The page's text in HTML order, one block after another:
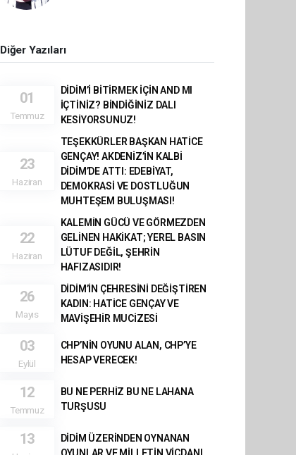
Diğer Yazıları
01
Temmuz
DİDİM’İ BİTİRMEK İÇİN AND MI
İÇTİNİZ? BİNDİĞİNİZ DALI
KESİYORSUNUZ!
23
Haziran
TEŞEKKÜRLER BAŞKAN HATİCE
GENÇAY! AKDENİZ’İN KALBİ
DİDİM’DE ATTI: EDEBİYAT,
DEMOKRASİ VE DOSTLUĞUN
MUHTEŞEM BULUŞMASI!
22
Haziran
KALEMİN GÜCÜ VE GÖRMEZDEN
GELİNEN HAKİKAT; YEREL BASIN
LÜTUF DEĞİL, ŞEHRİN
HAFIZASIDIR!
26
Mayıs
DİDİM’İN ÇEHRESİNİ DEĞİŞTİREN
KADIN: HATİCE GENÇAY VE
MAVİŞEHİR MUCİZESİ
03
Eylül
CHP’NİN OYUNU ALAN, CHP’YE
HESAP VERECEK!
12
Temmuz
BU NE PERHİZ BU NE LAHANA
TURŞUSU
13
DİDİM ÜZERİNDEN OYNANAN
OYUNLAR VE MİLLETİN VİCDANI